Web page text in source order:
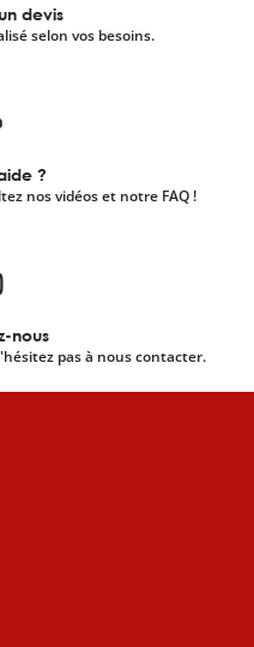
devis
selon vos besoins.
?
nos vidéos et notre FAQ !
nous
pas à nous contacter.